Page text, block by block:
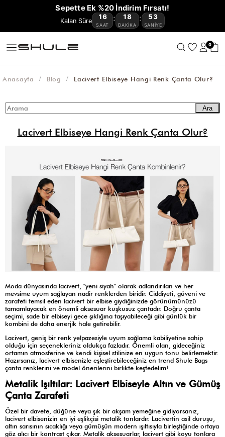
Sepette Ek %20 İndirim Fırsatı!
16
SAAT
: 18
DAKIKA
: 53
SANIYE
0
AVANTAJLI
Anasayfa Blog Lacivert Elbiseye Hangi Renk Çanta Olur?
Ara
Lacivert Elbiseye Hangi Renk Çanta Olur?
Moda dünyasında lacivert, "yeni siyah" olarak adlandırılan ve her
mevsime uyum sağlayan nadir renklerden biridir. Ciddiyeti, güveni ve
zarafeti temsil eden lacivert bir elbise giydiğinizde görünümünüzü
tamamlayacak en önemli aksesuar kuşkusuz çantadır. Doğru çanta
seçimi, sade bir elbiseyi gece şıklığına taşıyabileceği gibi günlük bir
kombini de daha enerjik hale getirebilir.
Lacivert, geniş bir renk yelpazesiyle uyum sağlama kabiliyetine sahip
olduğu için seçenekleriniz oldukça fazladır. Önemli olan, gideceğiniz
ortamın atmosferine ve kendi kişisel stilinize en uygun tonu belirlemektir.
Hazırsanız, lacivert elbisenizle eşleştirebileceğiniz en trend Shule Bags
çanta renklerini ve model önerilerini birlikte keşfedelim!
Metalik Işıltılar: Lacivert Elbiseyle Altın ve Gümüş
Çanta Zarafeti
Özel bir davete, düğüne veya şık bir akşam yemeğine gidiyorsanız,
lacivert elbisenizin en iyi eşlikçisi metalik tonlardır. Lacivertin asil duruşu,
altın sarısının sıcaklığı veya gümüşün modern ışıltısıyla birleştiğinde ortaya
göz alıcı bir kontrast çıkar. Metalik aksesuarlar, lacivert gibi koyu tonlara